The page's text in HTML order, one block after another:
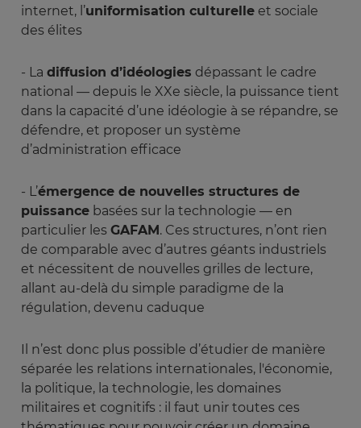
internet, l’uniformisation culturelle et sociale
des élites
- La diffusion d’idéologies dépassant le cadre
national — depuis le XXe siècle, la puissance tient
dans la capacité d’une idéologie à se répandre, se
défendre, et proposer un système
d’administration efficace
- L’émergence de nouvelles structures de
puissance basées sur la technologie — en
particulier les GAFAM. Ces structures, n’ont rien
de comparable avec d’autres géants industriels
et nécessitent de nouvelles grilles de lecture,
allant au-delà du simple paradigme de la
régulation, devenu caduque
Il n’est donc plus possible d’étudier de manière
séparée les relations internationales, l'économie,
la politique, la technologie, les domaines
militaires et cognitifs : il faut unir toutes ces